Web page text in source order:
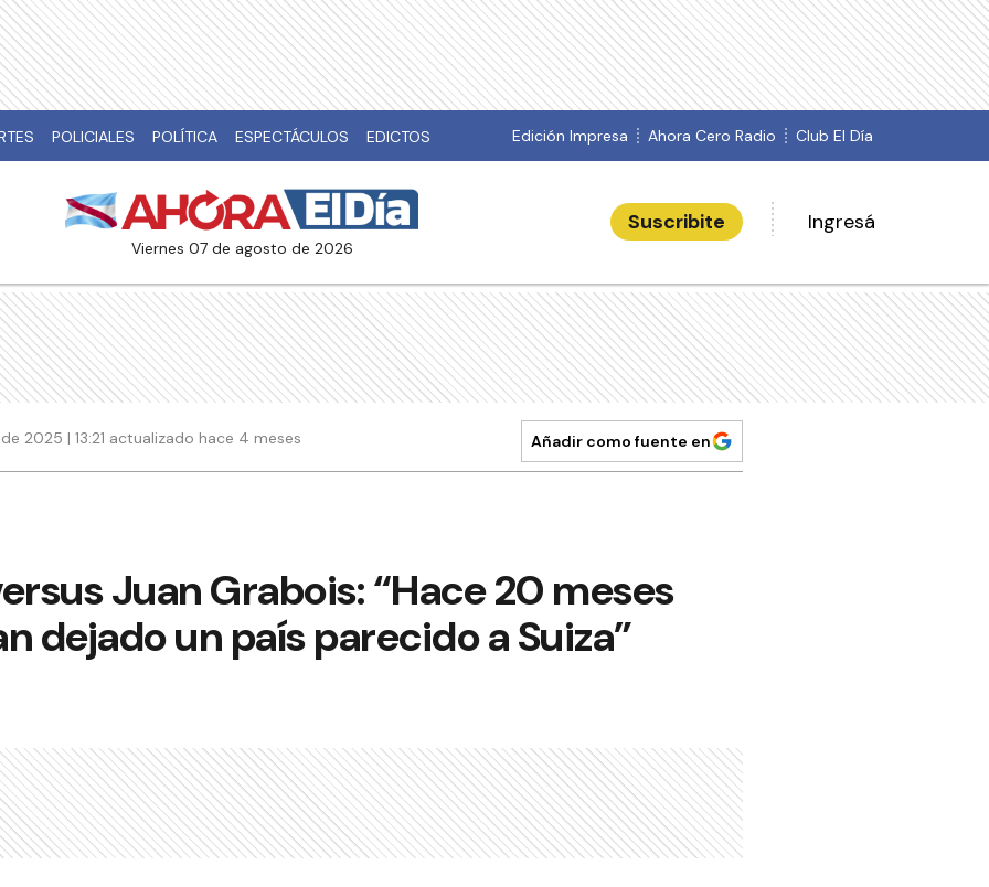
POLICIALES POLÍTICA ESPECTÁCULOS EDICTOS Edición Impresa Ahora Cero Radio Club El Día
viernes 07 de agosto de 2026
Suscribite Ingresá
2025 | 13:21 actualizado hace 4 meses Añadir como fuente en
Juan Grabois: “Hace 20 meses
dejado un país parecido a Suiza”